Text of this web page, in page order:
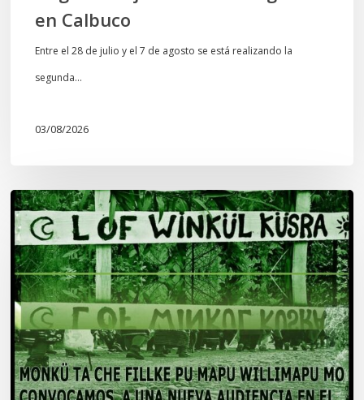
en Calbuco
Entre el 28 de julio y el 7 de agosto se está realizando la
segunda…
03/08/2026
Lof
Winkül
Küsra
convoca
a
apoyar
audiencia
en